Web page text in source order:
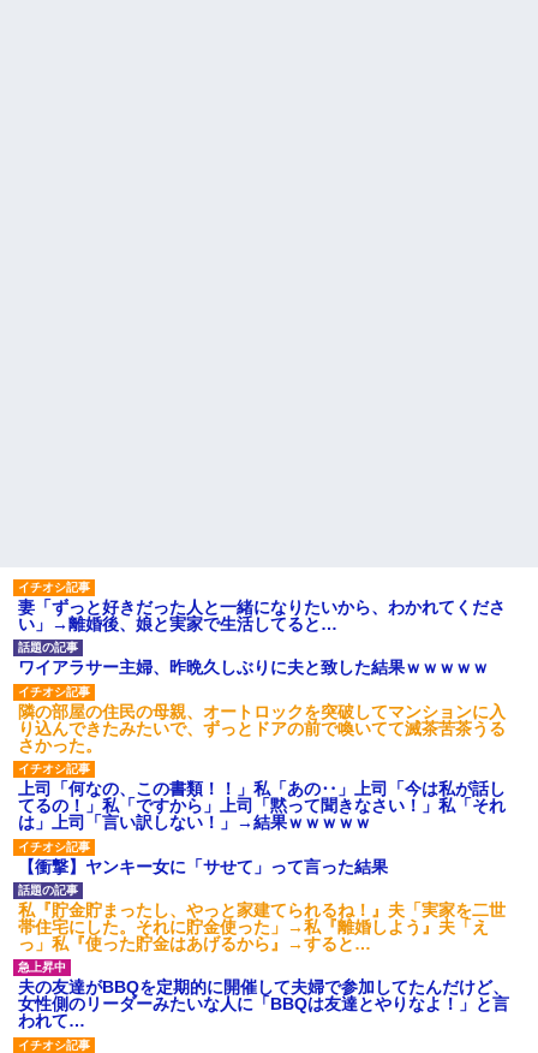
妻「ずっと好きだった人と一緒になりたいから、わかれてくださ
い」→離婚後、娘と実家で生活してると…
ワイアラサー主婦、昨晩久しぶりに夫と致した結果ｗｗｗｗｗ
隣の部屋の住民の母親、オートロックを突破してマンションに入
り込んできたみたいで、ずっとドアの前で喚いてて滅茶苦茶うる
さかった。
上司「何なの、この書類！！」私「あの‥」上司「今は私が話し
てるの！」私「ですから」上司「黙って聞きなさい！」私「それ
は」上司「言い訳しない！」→結果ｗｗｗｗｗ
【衝撃】ヤンキー女に「サせて」って言った結果
私『貯金貯まったし、やっと家建てられるね！』夫「実家を二世
帯住宅にした。それに貯金使った」→私『離婚しよう』夫「え
っ」私『使った貯金はあげるから』→すると…
夫の友達がBBQを定期的に開催して夫婦で参加してたんだけど、
女性側のリーダーみたいな人に「BBQは友達とやりなよ！」と言
われて…